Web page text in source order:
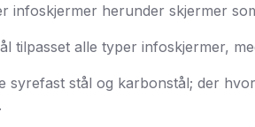
infoskjermer herunder skjermer
tilpasset alle typer infoskjermer,
syrefast stål og karbonstål; der